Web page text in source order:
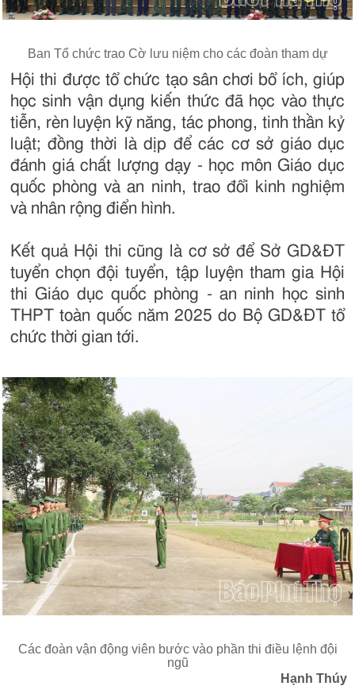
Ban Tổ chức trao Cờ lưu niệm cho các đoàn tham dự
Hội thi được tổ chức tạo sân chơi bổ ích, giúp
học sinh vận dụng kiến thức đã học vào thực
tiễn, rèn luyện kỹ năng, tác phong, tinh thần kỷ
luật; đồng thời là dịp để các cơ sở giáo dục
đánh giá chất lượng dạy - học môn Giáo dục
quốc phòng và an ninh, trao đổi kinh nghiệm
và nhân rộng điển hình.
Kết quả Hội thi cũng là cơ sở để Sở GD&ĐT
tuyển chọn đội tuyển, tập luyện tham gia Hội
thi Giáo dục quốc phòng - an ninh học sinh
THPT toàn quốc năm 2025 do Bộ GD&ĐT tổ
chức thời gian tới.
Các đoàn vận động viên bước vào phần thi điều lệnh đội
ngũ
Hạnh Thúy